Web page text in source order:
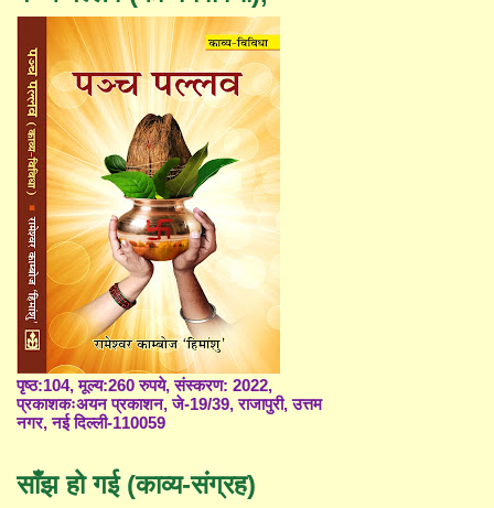
पृष्ठ:104, मूल्य:260 रुपये, संस्करण: 2022,
प्रकाशकःअयन प्रकाशन, जे-19/39, राजापुरी, उत्तम
नगर, नई दिल्ली-110059
साँझ हो गई (काव्य-संग्रह)